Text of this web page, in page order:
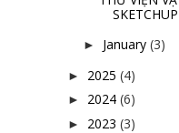
► January (3)
► 2025 (4)
► 2024 (6)
► 2023 (3)